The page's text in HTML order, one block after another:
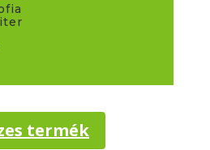
termék